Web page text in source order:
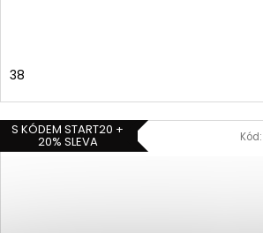
38
S KÓDEM START20 +
20% SLEVA Kód: